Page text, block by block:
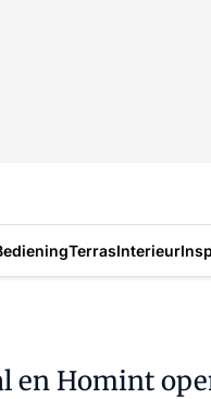
TerrasInterieur
en Homint